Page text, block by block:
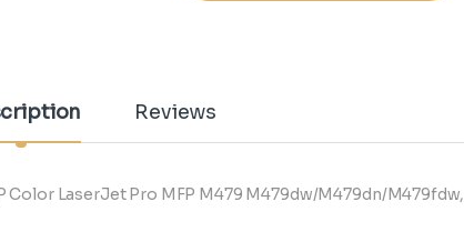
Reviews
LaserJet Pro MFP M479 M479dw/M479dn/M479fdw,